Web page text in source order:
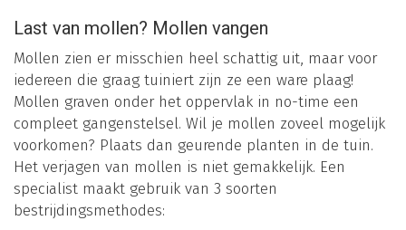
Last van mollen? Mollen vangen
Mollen zien er misschien heel schattig uit, maar voor
iedereen die graag tuiniert zijn ze een ware plaag!
Mollen graven onder het oppervlak in no-time een
compleet gangenstelsel. Wil je mollen zoveel mogelijk
voorkomen? Plaats dan geurende planten in de tuin.
Het verjagen van mollen is niet gemakkelijk. Een
specialist maakt gebruik van 3 soorten
bestrijdingsmethodes: